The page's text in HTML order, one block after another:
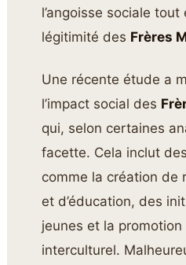
l’angoisse sociale
légitimité des Frères
Une récente étude a
l’impact social des
qui, selon certaines
facette. Cela inclut
comme la création de
et d’éducation, des
jeunes et la
interculturel.